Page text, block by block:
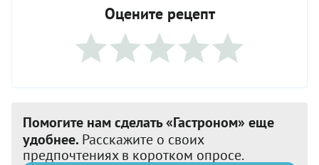
Оцените рецепт
Помогите нам сделать «Гастроном» еще
удобнее. Расскажите о своих
предпочтениях в коротком опросе.